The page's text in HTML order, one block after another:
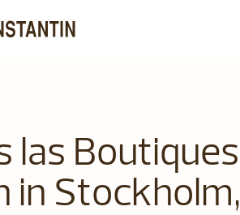
las Boutiques
in Stockholm,